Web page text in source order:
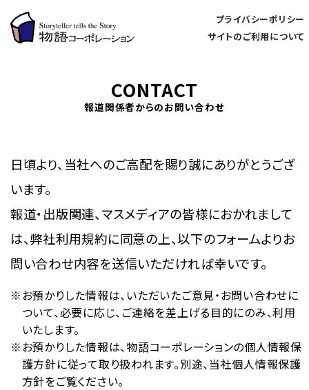
プライバシーポリシー
サイトのご利用について
CONTACT
報道関係者からのお問い合わせ
日頃より、当社へのご高配を賜り誠にありがとうござ
います。
報道・出版関連、マスメディアの皆様におかれまして
は、弊社利用規約に同意の上、以下のフォームよりお
問い合わせ内容を送信いただければ幸いです。
お預かりした情報は、いただいたご意見・お問い合わせに
ついて、必要に応じ、ご連絡を差上げる目的にのみ、利用
いたします。
お預かりした情報は、物語コーポレーションの個人情報保
護方針に従って取り扱われます。別途、当社個人情報保護
方針をご覧ください。